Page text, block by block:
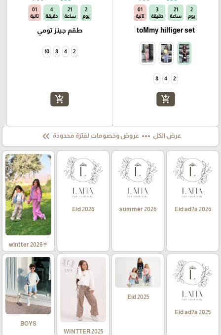
2
يوم
21
ساعة
3
دقيقة
00
ثانية
toMmy hilfiger set
2
4
8
add_shopping_cart
2
يوم
21
ساعة
4
دقيقة
00
ثانية
طقم جينز تومي
2
4
8
10
add_shopping_cart
عرض الكل more_horiz عروض وخصومات لفترة محدودة keyboard_double_arrow_left
Eid ad7a 2026
summer 2026
Eid 2026
☔wintter 2026
Eid ad7a 2025
Eid 2025
WINTTER 2025
BOYS